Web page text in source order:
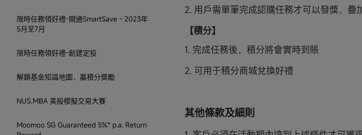
限時任務領好禮-開通SmartSave - 2023年
5月至7月
限時任務領好禮-創建定投
解鎖基金知識地圖，贏積分獎勵
NUS.MBA 美股模擬交易大賽
Moomoo SG Guaranteed 5%* p.a. Return
2. 用戶需單筆完成認購任務才可以發獎，疊
【積分】
1. 完成任務後，積分將會實時到賬
2. 可用于積分商城兌換好禮
其他條款及細則